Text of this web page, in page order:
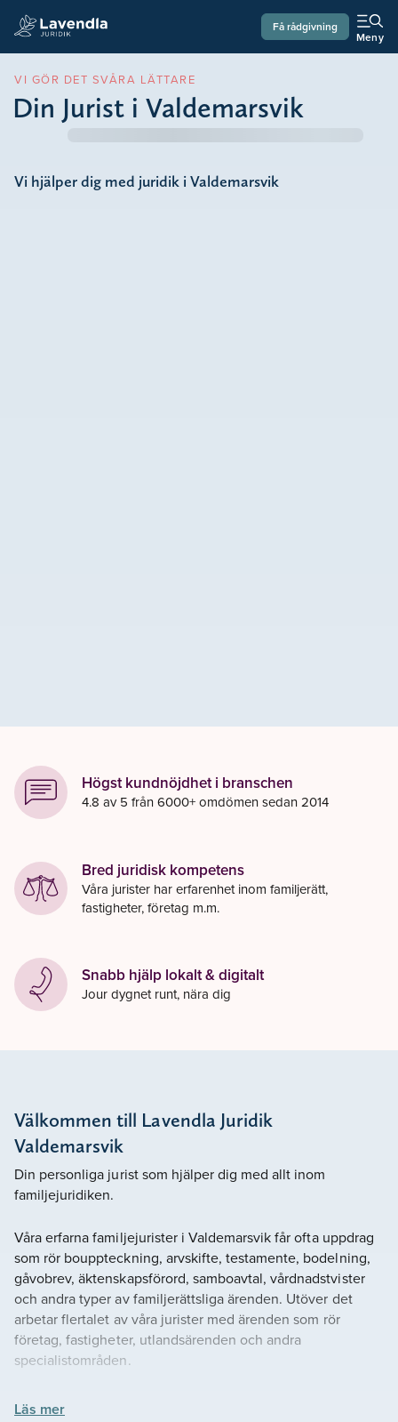
Få rådgivning
Meny
VI GÖR DET SVÅRA LÄTTARE
Din Jurist i Valdemarsvik
Vi hjälper dig med juridik i Valdemarsvik
Högst kundnöjdhet i branschen
4.8 av 5 från 6000+ omdömen sedan 2014
Bred juridisk kompetens
Våra jurister har erfarenhet inom familjerätt,
fastigheter, företag m.m.
Snabb hjälp lokalt & digitalt
Jour dygnet runt, nära dig
Välkommen till Lavendla Juridik
Valdemarsvik
Din personliga jurist som hjälper dig med allt inom
familjejuridiken.
Våra erfarna familjejurister i Valdemarsvik får ofta uppdrag
som rör bouppteckning, arvskifte, testamente, bodelning,
gåvobrev, äktenskapsförord, samboavtal, vårdnadstvister
och andra typer av familjerättsliga ärenden. Utöver det
arbetar flertalet av våra jurister med ärenden som rör
företag, fastigheter, utlandsärenden och andra
specialistområden.
Våra jurister är tillgängliga för såväl lokala fysiska möten,
Läs mer